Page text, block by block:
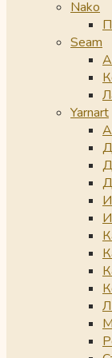
Nako
Seam
Yarnart